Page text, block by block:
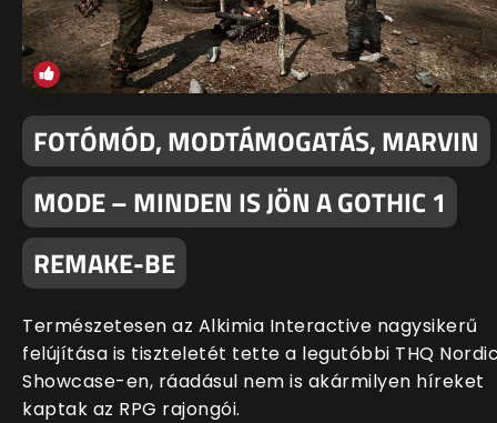
FOTÓMÓD, MODTÁMOGATÁS, MARVIN
MODE – MINDEN IS JÖN A GOTHIC 1
REMAKE-BE
Természetesen az Alkimia Interactive nagysikerű
felújítása is tiszteletét tette a legutóbbi THQ
Showcase-en, ráadásul nem is akármilyen híreket
kaptak az RPG rajongói.